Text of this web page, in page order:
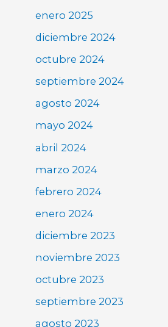
enero 2025
diciembre 2024
octubre 2024
septiembre 2024
agosto 2024
mayo 2024
abril 2024
marzo 2024
febrero 2024
enero 2024
diciembre 2023
noviembre 2023
octubre 2023
septiembre 2023
agosto 2023